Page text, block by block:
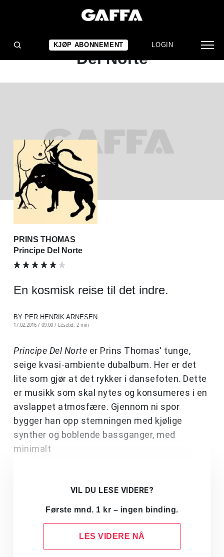
KJØP ABONNEMENT LOGIN
ALBUMANMELDELSE
Prins Thomas: Principe
Del Norte
PRINS THOMAS
Principe Del Norte
En kosmisk reise til det indre.
BY PER HENRIK ARNESEN
17.02.2016 / 09:00 / Lesetid: 2 min
Principe Del Norte er Prins Thomas' tunge,
seige kvasi-ambiente dubalbum. Her er det
lite som gjør at det rykker i dansefoten. Dette
er musikk som skal nytes og konsumeres i en
avslappet atmosfære. Gjennom ni spor
bygger han opp stemningen med kjølige
synther og boblende bassganger, med
minimalt
VIL DU LESE VIDERE?
Første mnd. 1 kr – ingen binding.
LES VIDERE NÅ